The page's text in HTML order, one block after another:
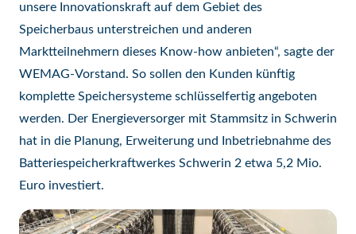
unsere Innovationskraft auf dem Gebiet des
Speicherbaus unterstreichen und anderen
Marktteilnehmern dieses Know-how anbieten“, sagte der
WEMAG-Vorstand. So sollen den Kunden künftig
komplette Speichersysteme schlüsselfertig angeboten
werden. Der Energieversorger mit Stammsitz in Schwerin
hat in die Planung, Erweiterung und Inbetriebnahme des
Batteriespeicherkraftwerkes Schwerin 2 etwa 5,2 Mio.
Euro investiert.